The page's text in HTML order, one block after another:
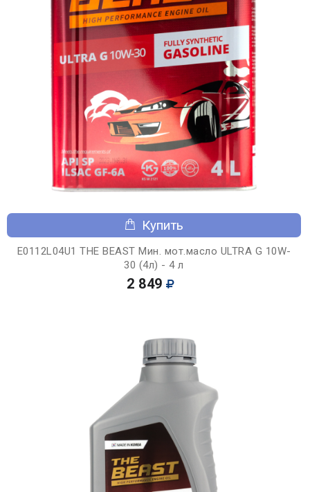
Купить
E0112L04U1 THE BEAST Мин. мот.масло ULTRA G 10W-
30 (4л) - 4 л
2 849